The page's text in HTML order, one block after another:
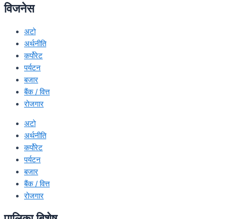
विजनेस
अटो
अर्थनीति
कर्पोरेट
पर्यटन
बजार
बैंक / वित्त
रोजगार
अटो
अर्थनीति
कर्पोरेट
पर्यटन
बजार
बैंक / वित्त
रोजगार